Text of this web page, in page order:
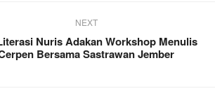
NEXT
Nuris Adakan Workshop Menulis
Bersama Sastrawan Jember